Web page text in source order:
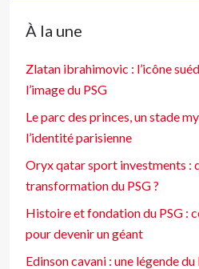
À la une
Zlatan ibrahimovic : l’icône
l’image du PSG
Le parc des princes, un stade
l’identité parisienne
Oryx qatar sport investments :
transformation du PSG ?
Histoire et fondation du PSG :
pour devenir un géant
Edinson cavani : une légende